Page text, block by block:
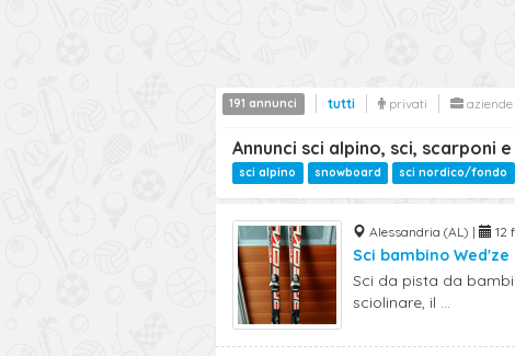
tutti privati aziende
191 annunci
Annunci sci alpino, sci, scarponi
sci alpino snowboard sci nordico/fondo
Alessandria (AL) | 12
Sci bambino Wed'ze
Sci da pista da
sciolinare, il ...